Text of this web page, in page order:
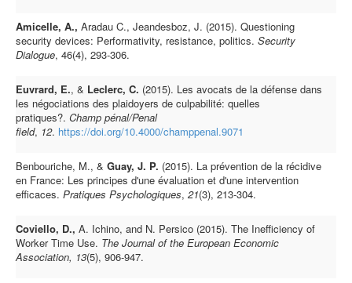
Amicelle, A., Aradau C., Jeandesboz, J. (2015). Questioning
security devices: Performativity, resistance, politics. Security
Dialogue, 46(4), 293-306.
Euvrard, E., & Leclerc, C. (2015). Les avocats de la défense dans
les négociations des plaidoyers de culpabilité: quelles
pratiques?. Champ pénal/Penal
field, 12. https://doi.org/10.4000/champpenal.9071
Benbouriche, M., & Guay, J. P. (2015). La prévention de la récidive
en France: Les principes d'une évaluation et d'une intervention
efficaces. Pratiques Psychologiques, 21(3), 213-304.
Coviello, D., A. Ichino, and N. Persico (2015). The Inefficiency of
Worker Time Use. The Journal of the European Economic
Association, 13(5), 906-947.